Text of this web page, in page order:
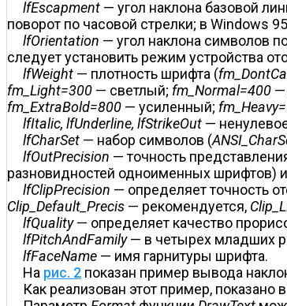
lfEscapment — угол наклона базовой
поворот по часовой стрелки; в Windows
lfOrientation — угол наклона символов
следует установить режим устройства
lfWeight — плотность шрифта (
fm_Light=300 — светлый; fm_Normal=400 —
fm_ExtraBold=800 — усиленный;
lfItalic, lfUnderline, lfStrikeOut —
lfCharSet — набор символов (
lfOutPrecision — точность
разновидностей одноименных шрифтов)
lfClipPrecision — определяет точность
Clip_Default_Precis — рекомендуется,
lfQuality— определяет качество
lfPitchAndFamily— в четырех младших
lfFaceName — имя гарнитуры шрифта.
На рис. 2 показан пример вывода
Как реализован этот пример, показано в